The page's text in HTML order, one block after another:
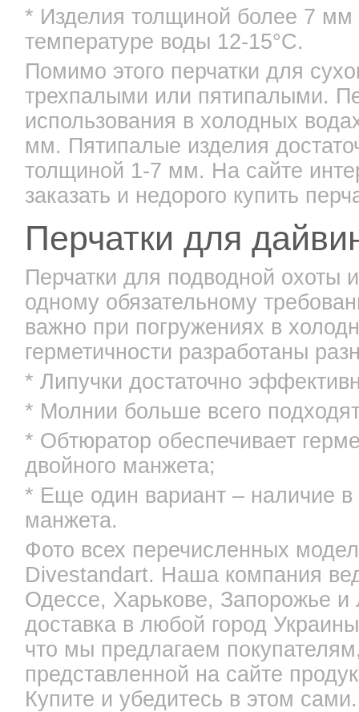
* Изделия толщиной более 7 мм
температуре воды 12-15°С.
Помимо этого перчатки для
трехпалыми или пятипалыми.
использования в холодных
мм. Пятипалые изделия
толщиной 1-7 мм. На сайте
заказать и недорого купить
Перчатки для
Перчатки для подводной охоты
одному обязательному
важно при погружениях в
герметичности разработаны
* Липучки достаточно
* Молнии больше всего
* Обтюратор обеспечивает
двойного манжета;
* Еще один вариант – наличие в
манжета.
Фото всех перечисленных
Divestandart. Наша компания
Одессе, Харькове, Запорожье
доставка в любой город
что мы предлагаем
представленной на сайте
Купите и убедитесь в этом сами.